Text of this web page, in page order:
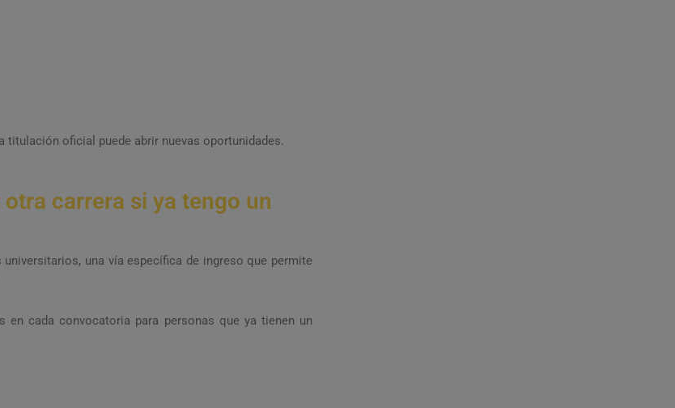
oficial puede abrir nuevas oportunidades.
carrera si ya tengo un
una vía específica de ingreso que permite
en cada convocatoria para personas que ya tienen un